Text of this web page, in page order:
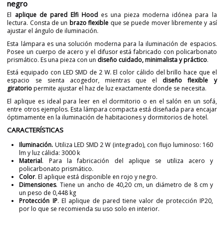
negro
El aplique de pared Elfi Hood es una pieza moderna idónea para la
lectura. Consta de un brazo flexible que se puede mover libremente y así
ajustar el ángulo de iluminación.
Esta lámpara es una solución moderna para la iluminación de espacios.
Posee un cuerpo de acero y el difusor está fabricado con policarbonato
prismático. Es una pieza con un diseño cuidado, minimalista y práctico.
Está equipado con LED SMD de 2 W. El color cálido del brillo hace que el
espacio se sienta acogedor, mientras que el diseño flexible y
giratoriopermite ajustar el haz de luz exactamente donde se necesita.
El aplique es ideal para leer en el dormitorio o en el salón en un sofá,
entre otros ejemplos. Esta lámpara compacta está diseñada para encajar
óptimamente en la iluminación de habitaciones y dormitorios de hotel.
CARACTERÍSTICAS
Iluminación. Utiliza LED SMD 2 W (integrado), con flujo luminoso: 160
lm y luz cálida: 3000 k
Material. Para la fabricación del aplique se utiliza acero y
policarbonato prismático.
Color. El aplique está disponible en rojo y negro.
Dimensiones. Tiene un ancho de 40,20 cm, un diámetro de 8 cm y
un peso de 0,448 kg
Protección IP. El aplique de pared tiene valor de protección IP20,
por lo que se recomienda su uso solo en interior.